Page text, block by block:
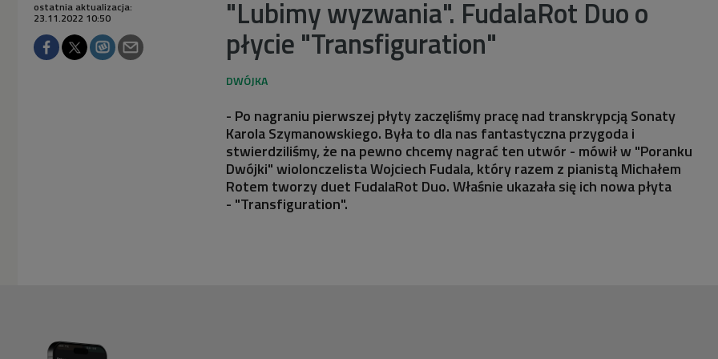
"Lubimy wyzwania". FudalaRot Duo o
płycie "Transfiguration"
ostatnia aktualizacja:
23.11.2022 10:50
- Po nagraniu pierwszej płyty zaczęliśmy pracę nad transkrypcją Sonaty
Karola Szymanowskiego. Była to dla nas fantastyczna przygoda i
stwierdziliśmy, że na pewno chcemy nagrać ten utwór - mówił w "Poranku
Dwójki" wiolonczelista Wojciech Fudala, który razem z pianistą Michałem
Rotem tworzy duet FudalaRot Duo. Właśnie ukazała się ich nowa płyta
- "Transfiguration".